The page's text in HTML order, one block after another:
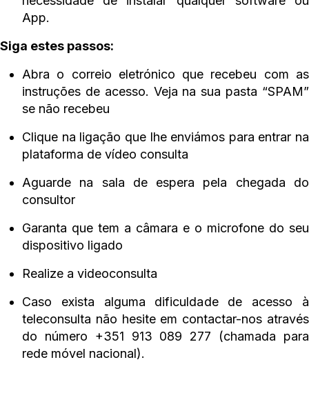
App.
Siga estes passos:
Abra o correio eletrónico que recebeu com as
instruções de acesso. Veja na sua pasta “SPAM”
se não recebeu
Clique na ligação que lhe enviámos para entrar na
plataforma de vídeo consulta
Aguarde na sala de espera pela chegada do
consultor
Garanta que tem a câmara e o microfone do seu
dispositivo ligado
Realize a videoconsulta
Caso exista alguma dificuldade de acesso à
teleconsulta não hesite em contactar-nos através
do número +351 913 089 277 (chamada para
rede móvel nacional).